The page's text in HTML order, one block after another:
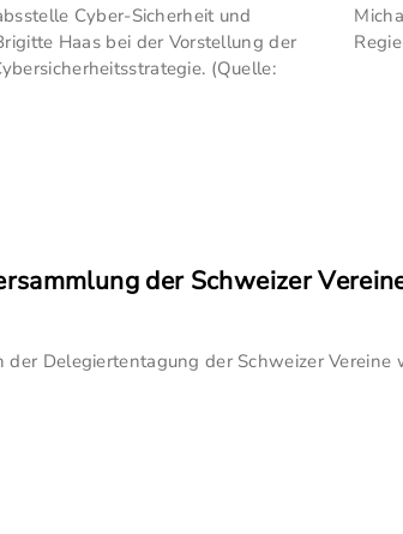
Cyber-Sicherheit und
Haas bei der Vorstellung der
(Quelle:
der Schweizer
der Delegiertentagung der Schweizer